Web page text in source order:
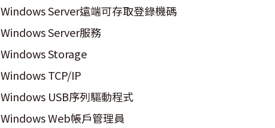
Windows Server遠端可存取登錄機碼
Windows Server服務
Windows Storage
Windows TCP/IP
Windows USB序列驅動程式
Windows Web帳戶管理員